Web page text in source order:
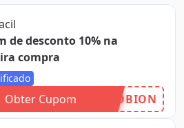
de desconto 10% na
compra
Obter Cupom OBION